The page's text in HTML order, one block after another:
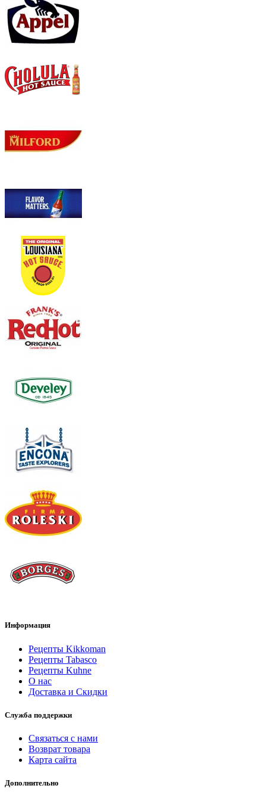
Информация
Рецепты Kikkoman
Рецепты Tabasco
Рецепты Kuhne
О нас
Доставка и Скидки
Служба поддержки
Связаться с нами
Возврат товара
Карта сайта
Дополнительно